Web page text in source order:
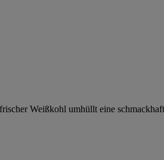
Weißkohl umhüllt eine